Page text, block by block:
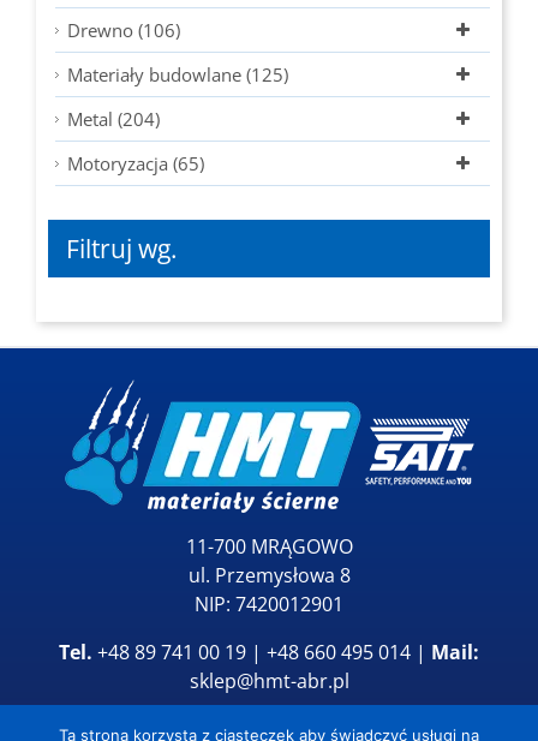
Drewno (106)
Materiały budowlane (125)
Metal (204)
Motoryzacja (65)
Filtruj wg.
11-700 MRĄGOWO
ul. Przemysłowa 8
NIP: 7420012901
Tel. +48 89 741 00 19 | +48 660 495 014 | Mail:
sklep@hmt-abr.pl
Ta strona korzysta z ciasteczek aby świadczyć usługi na